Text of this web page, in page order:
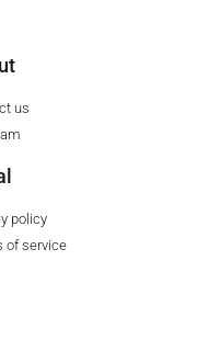
us
policy
of service